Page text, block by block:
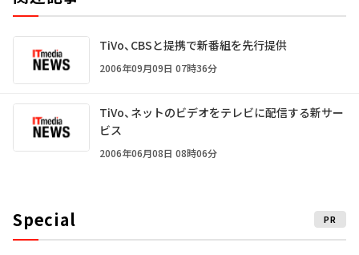
TiVo、CBSと提携で新番組を先行提供
2006年09月09日 07時36分
TiVo、ネットのビデオをテレビに配信する新サー
ビス
2006年06月08日 08時06分
Special PR